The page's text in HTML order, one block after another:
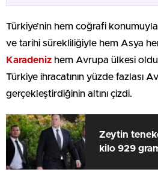
Türkiye’nin hem coğrafi
ve tarihi sürekliliğiyle hem Asya
Karadeniz hem Avrupa ülkesi
Türkiye ihracatının yüzde fazlası
gerçekleştirdiğinin altını çizdi.
Zeytin
kilo 929